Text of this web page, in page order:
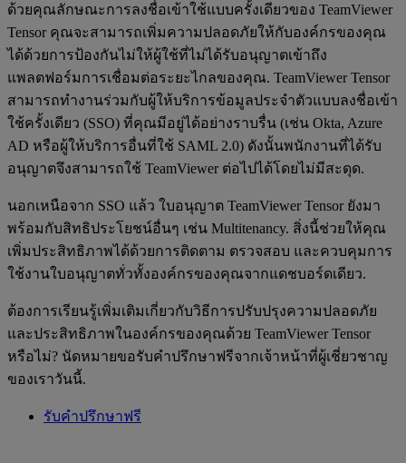
ด้วยคุณลักษณะการลงชื่อเข้าใช้แบบครั้งเดียวของ TeamViewer
Tensor คุณจะสามารถเพิ่มความปลอดภัยให้กับองค์กรของคุณ
ได้ด้วยการป้องกันไม่ให้ผู้ใช้ที่ไม่ได้รับอนุญาตเข้าถึง
แพลตฟอร์มการเชื่อมต่อระยะไกลของคุณ. TeamViewer Tensor
สามารถทำงานร่วมกับผู้ให้บริการข้อมูลประจำตัวแบบลงชื่อเข้า
ใช้ครั้งเดียว (SSO) ที่คุณมีอยู่ได้อย่างราบรื่น (เช่น Okta, Azure
AD หรือผู้ให้บริการอื่นที่ใช้ SAML 2.0) ดังนั้นพนักงานที่ได้รับ
อนุญาตจึงสามารถใช้ TeamViewer ต่อไปได้โดยไม่มีสะดุด.
นอกเหนือจาก SSO แล้ว ใบอนุญาต TeamViewer Tensor ยังมา
พร้อมกับสิทธิประโยชน์อื่นๆ เช่น Multitenancy. สิ่งนี้ช่วยให้คุณ
เพิ่มประสิทธิภาพได้ด้วยการติดตาม ตรวจสอบ และควบคุมการ
ใช้งานใบอนุญาตทั่วทั้งองค์กรของคุณจากแดชบอร์ดเดียว.
ต้องการเรียนรู้เพิ่มเติมเกี่ยวกับวิธีการปรับปรุงความปลอดภัย
และประสิทธิภาพในองค์กรของคุณด้วย TeamViewer Tensor
หรือไม่? นัดหมายขอรับคำปรึกษาฟรีจากเจ้าหน้าที่ผู้เชี่ยวชาญ
ของเราวันนี้.
รับคำปรึกษาฟรี